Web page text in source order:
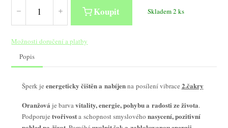
Koupit Skladem 2 ks
Možnosti doručení a platby
Popis
Šperk je energeticky čištěn a nabíjenna posílení vibrace 2.čakry
Oranžová je barva vitality, energie, pohybu a radosti ze života.
Podporuje tvořivosta schopnost smyslového nasycení, pozitivní